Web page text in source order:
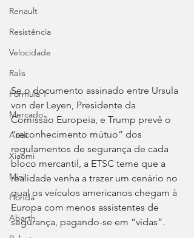
Renault
Resistência
Velocidade
Ralis
Fórmula 1
Mercado
Audi
Xiaomi
Mini
Honda
Abarth
Se o documento assinado entre Ursula
von der Leyen, Presidente da
Comissão Europeia, e Trump prevê o
“reconhecimento mútuo” dos
regulamentos de segurança de cada
bloco mercantil, a ETSC teme que a
realidade venha a trazer um cenário no
qual os veículos americanos chegam à
Europa com menos assistentes de
segurança, pagando-se em “vidas”.